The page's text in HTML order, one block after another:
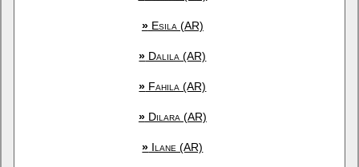
»Esila (AR)
» Dalila (AR)
» Fahila (AR)
»Dilara (AR)
» Ilane (AR)